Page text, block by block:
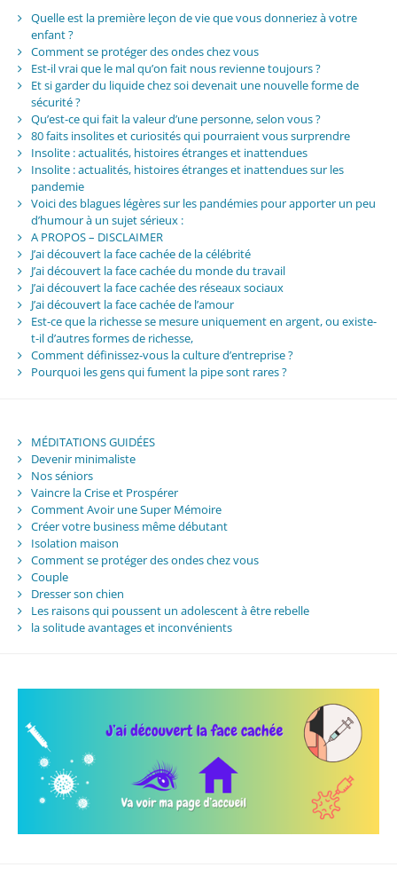
Quelle est la première leçon de vie que vous donneriez à votre
enfant ?
Comment se protéger des ondes chez vous
Est-il vrai que le mal qu’on fait nous revienne toujours ?
Et si garder du liquide chez soi devenait une nouvelle forme de
sécurité ?
Qu’est-ce qui fait la valeur d’une personne, selon vous ?
80 faits insolites et curiosités qui pourraient vous surprendre
Insolite : actualités, histoires étranges et inattendues
Insolite : actualités, histoires étranges et inattendues sur les
pandemie
Voici des blagues légères sur les pandémies pour apporter un peu
d’humour à un sujet sérieux :
A PROPOS – DISCLAIMER
J’ai découvert la face cachée de la célébrité
J’ai découvert la face cachée du monde du travail
J’ai découvert la face cachée des réseaux sociaux
J’ai découvert la face cachée de l’amour
Est-ce que la richesse se mesure uniquement en argent, ou existe-
t-il d’autres formes de richesse,
Comment définissez-vous la culture d’entreprise ?
Pourquoi les gens qui fument la pipe sont rares ?
MÉDITATIONS GUIDÉES
Devenir minimaliste
Nos séniors
Vaincre la Crise et Prospérer
Comment Avoir une Super Mémoire
Créer votre business même débutant
Isolation maison
Comment se protéger des ondes chez vous
Couple
Dresser son chien
Les raisons qui poussent un adolescent à être rebelle
la solitude avantages et inconvénients